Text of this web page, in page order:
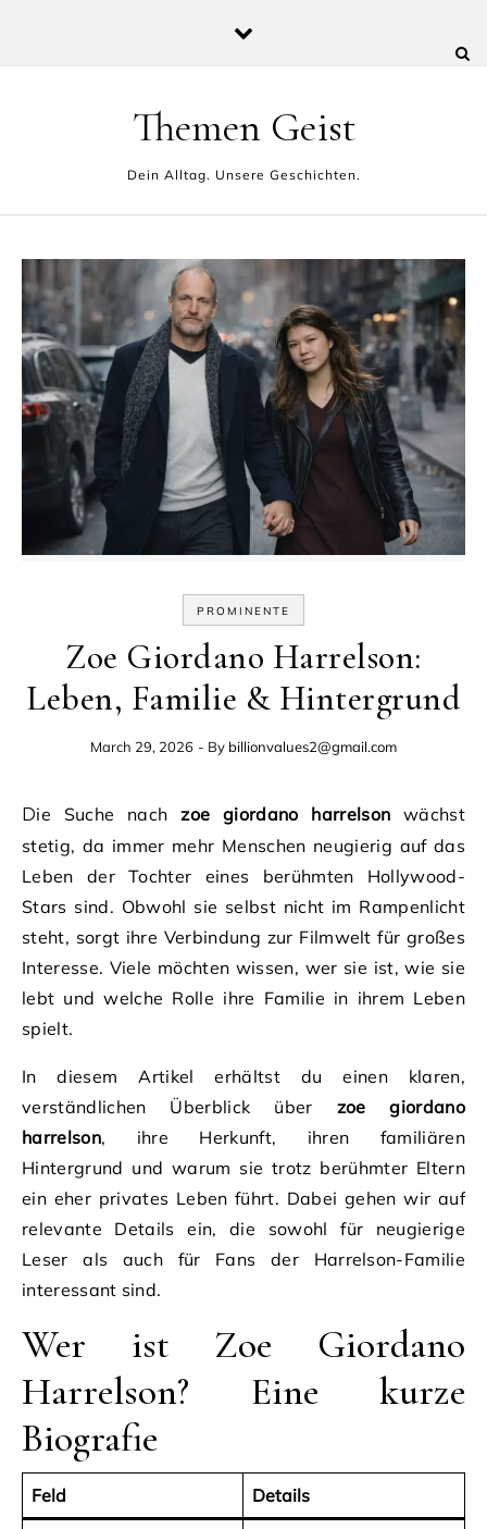
Themen Geist
Dein Alltag. Unsere Geschichten.
PROMINENTE
Zoe Giordano Harrelson:
Leben, Familie & Hintergrund
March 29, 2026 - By billionvalues2@gmail.com
Die Suche nachzoe giordano harrelson wächst
stetig, da immer mehr Menschen neugierig auf das
Leben der Tochter eines berühmten Hollywood-
Stars sind. Obwohl sie selbst nicht im Rampenlicht
steht, sorgt ihre Verbindung zur Filmwelt für großes
Interesse. Viele möchten wissen, wer sie ist, wie sie
lebt und welche Rolle ihre Familie in ihrem Leben
spielt.
In diesem Artikel erhältst du einen klaren,
verständlichen Überblick über zoe giordano
harrelson, ihre Herkunft, ihren familiären
Hintergrund und warum sie trotz berühmter Eltern
ein eher privates Leben führt. Dabei gehen wir auf
relevante Details ein, die sowohl für neugierige
Leser als auch für Fans der Harrelson-Familie
interessant sind.
Wer ist Zoe Giordano
Harrelson? Eine kurze
Biografie
Feld Details